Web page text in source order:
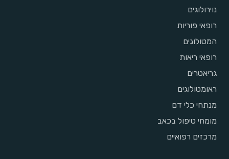
נוירולוגים
רופאי פוריות
המטולוגים
רופאי ריאות
גריאטרים
ראומטולוגים
מנתחי כלי דם
מומחי טיפול בכאב
מרכזים רפואיים